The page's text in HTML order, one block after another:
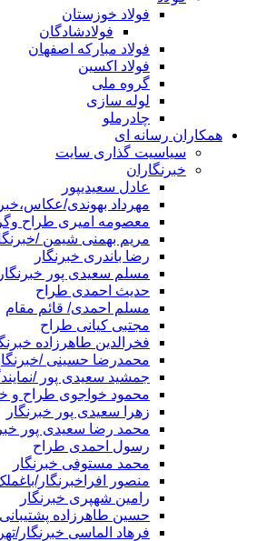
فولاد خوزستان
فولادشادگان
فولاد مبارکه اصفهان
فولاد اکسین
گروه ملی
لوله سازی
چادرملو
رسانه ای
سیاسیت گذاری سایت
خبرنگاران
عادل سعیدیپور
مهرداد بهوندی/عکاس،خبرنگار
معصومه امیری طراح وگرافیست
مریم بهمنی شیمن /خبرنگار ایذه
رضا باندری خبرنگار
مسلم سعیدی پور خبرنگار
حدیث احمدی طراح
مسلم احمدی/ قائم مقام
مجتبی کیانی طراح
فخرالدین طاهرزاده خبرنگار
محمدرضا حسینی /خبرنگار رشت
جمشید سعیدی پور /نمایندگی ایذه
محمود خواجوی طراح و خبرنگار
زهرا سعیدی پور خبرنگار
محمد رضا سعیدی پور خبرنگار
رسول احمدی طراح
محمد مستوفی خبرنگار
منصور افراخبرنگار/باغملک
رامین شهپری خبرنگار
حسین طاهرزاده پشتیبانی
فرهاد الماسی خبرنگار/تهران